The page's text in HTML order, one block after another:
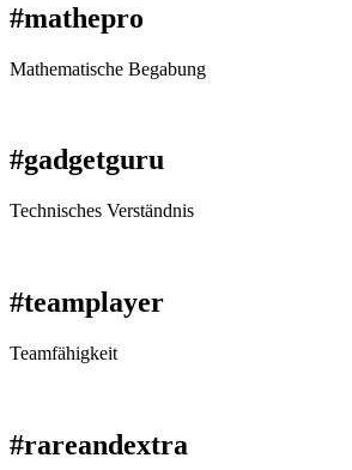
#mathepro
Mathematische Begabung
#gadgetguru
Technisches Verständnis
#teamplayer
Teamfähigkeit
#rareandextra